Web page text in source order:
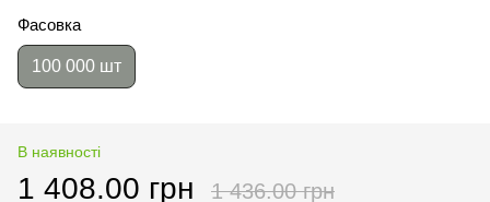
Фасовка
100 000 шт
В наявності
1 408.00 грн 1 436.00 грн